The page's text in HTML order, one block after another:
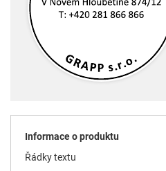
Informace o produktu
Řádky textu